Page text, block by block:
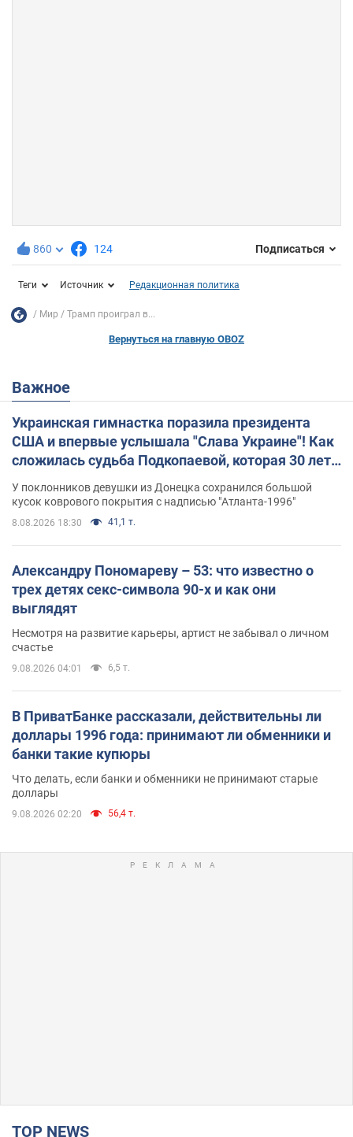
860 124 Подписаться
Теги Источник Редакционная политика
Мир Трамп проиграл в...
Вернуться на главную OBOZ
Важное
Украинская гимнастка поразила президента
США и впервые услышала "Слава Украине"! Как
сложилась судьба Подкопаевой, которая 30 лет
У поклонников девушки из Донецка сохранился большой
кусок коврового покрытия с надписью "Атланта-1996"
8.08.2026 18:30 41,1 т.
Александру Пономареву – 53: что известно о
трех детях секс-символа 90-х и как они
выглядят
Несмотря на развитие карьеры, артист не забывал о личном
счастье
9.08.2026 04:01 6,5 т.
В ПриватБанке рассказали, действительны ли
доллары 1996 года: принимают ли обменники и
банки такие купюры
Что делать, если банки и обменники не принимают старые
доллары
9.08.2026 02:20 56,4 т.
TOP NEWS